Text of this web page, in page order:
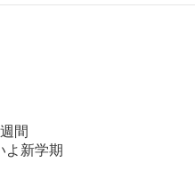
間
よ新学期